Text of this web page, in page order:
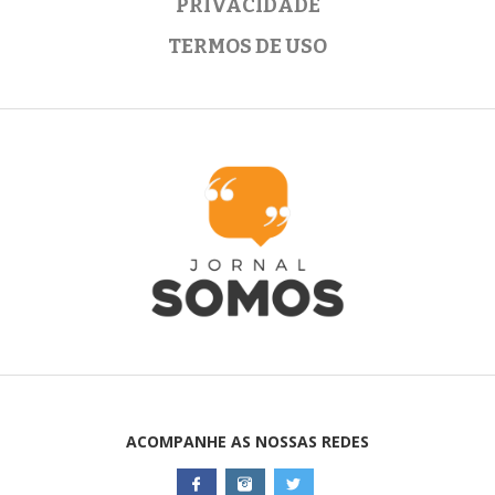
PRIVACIDADE
TERMOS DE USO
ACOMPANHE AS NOSSAS REDES